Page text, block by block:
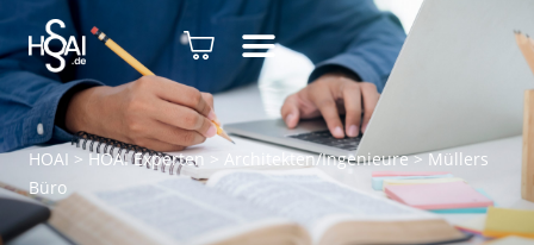
HOAI > HOAI Experten> Architekten/Ingenieure>Müllers
Büro